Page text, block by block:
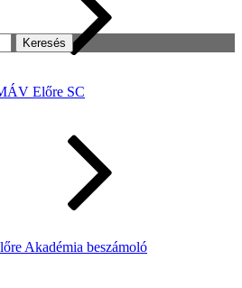
Előre SC
Akadémia beszámoló